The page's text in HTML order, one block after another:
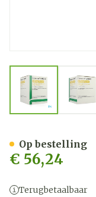
View larger
€ 56,24
Terugbetaalbaar
Op bestelling